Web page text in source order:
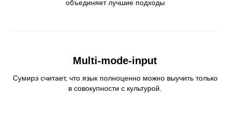
объединяет лучшие подходы
Multi-mode-input
Сумирэ считает, что язык полноценно можно выучить только
в совокупности с культурой.